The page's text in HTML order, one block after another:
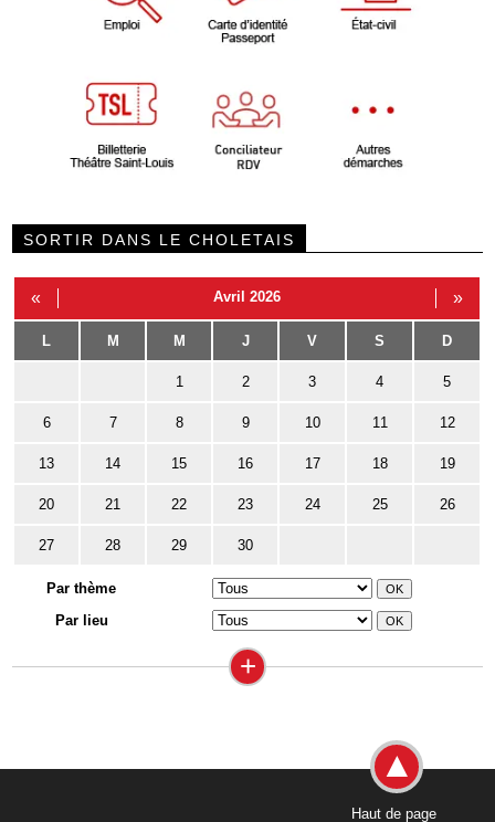
SORTIR DANS LE CHOLETAIS
« Avril 2026 »
L M M J V S D
1 2 3 4 5
6 7 8 9 10 11 12
13 14 15 16 17 18 19
20 21 22 23 24 25 26
27 28 29 30
Par thème
Par lieu
+
Haut de page